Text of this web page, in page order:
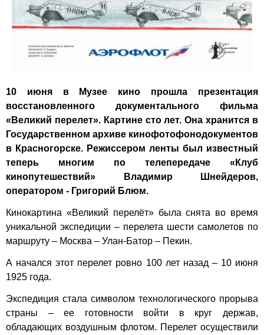
10 июня в Музее кино прошла презентация
восстановленного документального фильма
«Великий перелет». Картине сто лет. Она хранится в
Государственном архиве кинофотофонодокументов
в Красногорске. Режиссером ленты был известный
теперь многим по телепередаче «Клуб
кинопутешествий» Владимир Шнейдеров,
оператором - Григорий Блюм.
Кинокартина «Великий перелёт» была снята во время
уникальной экспедиции – перелета шести самолетов по
маршруту – Москва – Улан-Батор – Пекин.
А начался этот перелет ровно 100 лет назад – 10 июня
1925 года.
Экспедиция стала символом технологического прорыва
страны – ее готовности войти в круг держав,
обладающих воздушным флотом. Перелет осуществили